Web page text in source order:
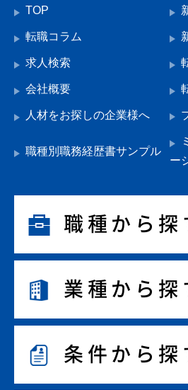
TOP
転職コラム
求人検索
会社概要
人材をお探しの企業様へ
職種別職務経歴書サンプル
ー
職種から探
業種から探
条件から探